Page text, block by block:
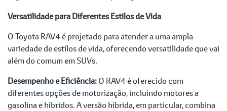
Versatilidade para Diferentes Estilos de Vida
O Toyota RAV4 é projetado para atender a uma ampla
variedade de estilos de vida, oferecendo versatilidade que vai
além do comum em SUVs.
Desempenho e Eficiência:O RAV4 é oferecido com
diferentes opções de motorização, incluindo motores a
gasolina e híbridos. A versão híbrida, em particular, combina